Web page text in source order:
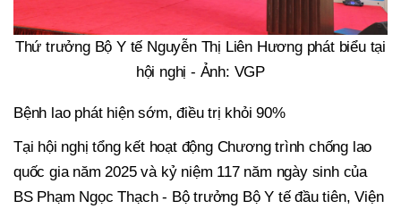
Thứ trưởng Bộ Y tế Nguyễn Thị Liên Hương phát biểu tại
hội nghị - Ảnh: VGP
Bệnh lao phát hiện sớm, điều trị khỏi 90%
Tại hội nghị tổng kết hoạt động Chương trình chống lao
quốc gia năm 2025 và kỷ niệm 117 năm ngày sinh của
BS Phạm Ngọc Thạch - Bộ trưởng Bộ Y tế đầu tiên, Viện